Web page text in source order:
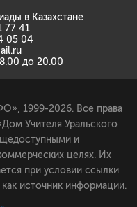
в Казахстане
77 41
05 04
до 20.00
1999-2026. Все права
Учителя Уральского
и
целях. Их
при условии ссылки
источник информации.